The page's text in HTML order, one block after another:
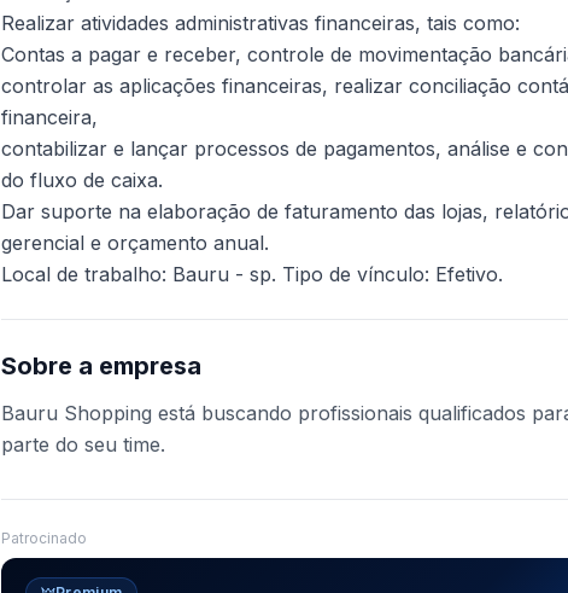
Realizar atividades administrativas financeiras, tais como:
Contas a pagar e receber, controle de movimentação
controlar as aplicações financeiras, realizar conciliação
financeira,
contabilizar e lançar processos de pagamentos, análise e
do fluxo de caixa.
Dar suporte na elaboração de faturamento das lojas,
gerencial e orçamento anual.
Local de trabalho: Bauru - sp. Tipo de vínculo: Efetivo.
Sobre a empresa
Bauru Shopping está buscando profissionais qualificados
parte do seu time.
Patrocinado